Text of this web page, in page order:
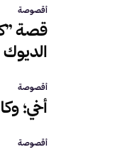
أقصوصة
قصة
الديوك
أقصوصة
أخي؛
أقصوصة